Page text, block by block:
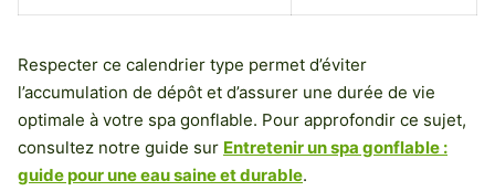
Respecter ce calendrier type permet d’éviter
l’accumulation de dépôt et d’assurer une durée de vie
optimale à votre spa gonflable. Pour approfondir ce sujet,
consultez notre guide sur Entretenir un spa gonflable :
guide pour une eau saine et durable.